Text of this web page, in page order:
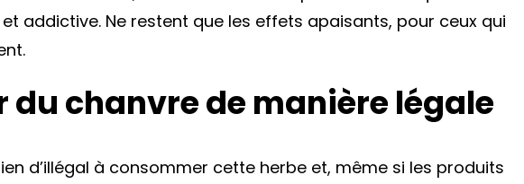
addictive. Ne restent que les effets apaisants, pour ceux qui
du chanvre de manière légale
d’illégal à consommer cette herbe et, même si les produits